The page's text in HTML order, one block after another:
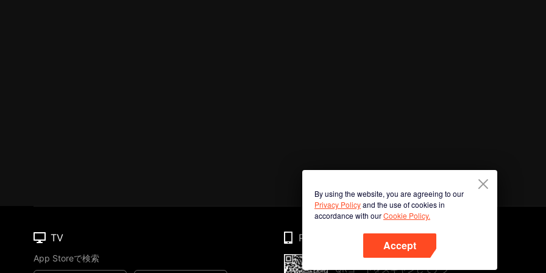
By using the website, you are agreeing to our
Privacy Policyand the use of cookies in
accordance with ourCookie Policy.
Accept
TV
App Storeで検索
Phone
QRコードをスキャンしてアプ